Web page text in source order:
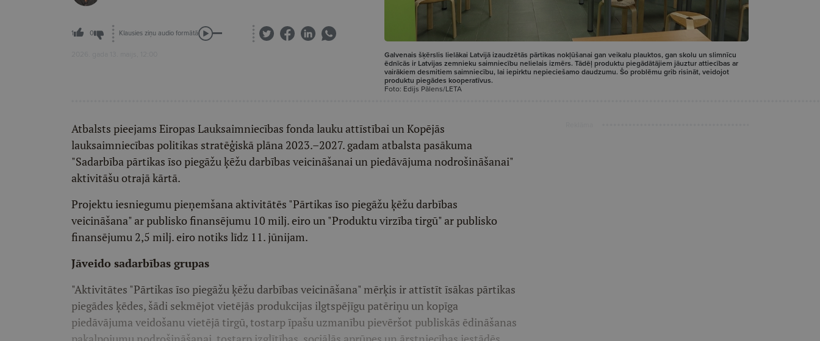
1 0 Klausies ziņu audio formātā
2026. gada 13. maijs, 12:00 Galvenais šķērslis lielākai Latvijā izaudzētās pārtikas nokļūšanai gan veikalu plauktos, gan skolu un slimnīcu
ēdnīcās ir Latvijas zemnieku saimniecību nelielais izmērs. Tādēļ produktu piegādātājiem jāuztur attiecības ar
vairākiem desmitiem saimniecību, lai iepirktu nepieciešamo daudzumu. Šo problēmu grib risināt, veidojot
produktu piegādes kooperatīvus.
Foto: Edijs Pālens/LETA
Atbalsts pieejams Eiropas Lauksaimniecības fonda lauku attīstībai un Kopējās
lauksaimniecības politikas stratēģiskā plāna 2023.–2027. gadam atbalsta pasākuma
"Sadarbība pārtikas īso piegāžu ķēžu darbības veicināšanai un piedāvājuma nodrošināšanai"
aktivitāšu otrajā kārtā.
Projektu iesniegumu pieņemšana aktivitātēs "Pārtikas īso piegāžu ķēžu darbības
veicināšana" ar publisko finansējumu 10 milj. eiro un "Produktu virzība tirgū" ar publisko
finansējumu 2,5 milj. eiro notiks līdz 11. jūnijam.
Jāveido sadarbības grupas
"Aktivitātes "Pārtikas īso piegāžu ķēžu darbības veicināšana" mērķis ir attīstīt īsākas pārtikas
piegādes ķēdes, šādi sekmējot vietējās produkcijas ilgtspējīgu patēriņu un kopīga
piedāvājuma veidošanu vietējā tirgū, tostarp īpašu uzmanību pievēršot publiskās ēdināšanas